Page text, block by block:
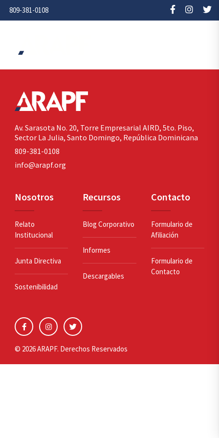
809-381-0108
Av. Sarasota No. 20, Torre Empresarial AIRD, 5to. Piso,
Sector La Julia, Santo Domingo, República Dominicana
809-381-0108
info@arapf.org
Nosotros
Relato
Institucional
Junta Directiva
Sostenibilidad
Recursos
Blog Corporativo
Informes
Descargables
Contacto
Formulario de
Afiliación
Formulario de
Contacto
© 2026 ARAPF. Derechos Reservados